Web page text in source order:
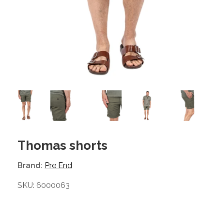
Thomas shorts
Brand: Pre End
SKU: 6000063